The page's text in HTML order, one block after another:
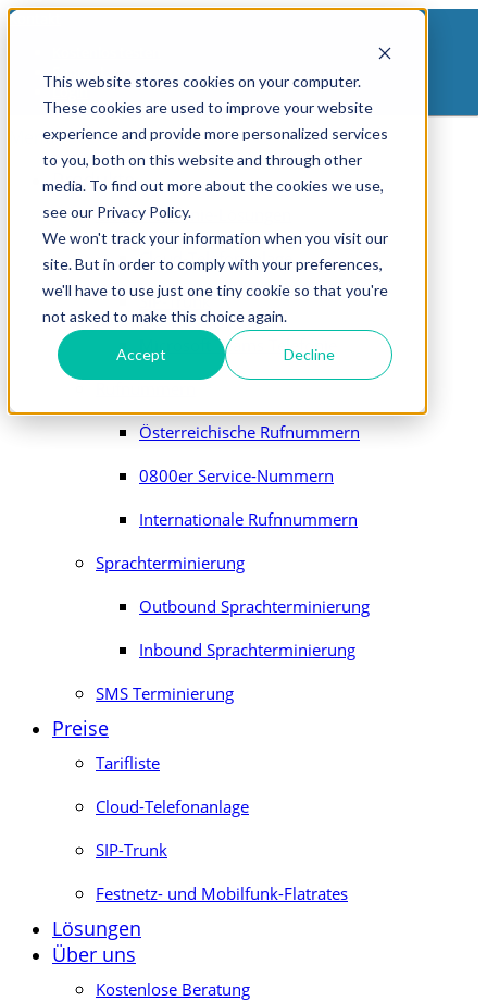
This website stores cookies on your computer.
These cookies are used to improve your website
experience and provide more personalized services
to you, both on this website and through other
media. To find out more about the cookies we use,
see our Privacy Policy.
We won't track your information when you visit our
site. But in order to comply with your preferences,
we'll have to use just one tiny cookie so that you're
not asked to make this choice again.
Accept Decline
Kontakt
Support
Login
Menu
Produkte
Cloud-Telefonie-Lösungen
Cloud-Telefonanlage
SIP-Trunk
Microsoft Teams Telefonie
Österreichische Rufnummern
0800er Service-Nummern
Internationale Rufnnummern
Sprachterminierung
Outbound Sprachterminierung
Inbound Sprachterminierung
SMS Terminierung
Preise
Tarifliste
Cloud-Telefonanlage
SIP-Trunk
Festnetz- und Mobilfunk-Flatrates
Lösungen
Über uns
Kostenlose Beratung